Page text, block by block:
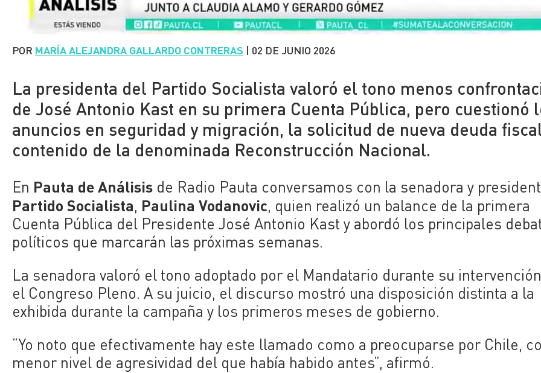
POR MARÍA ALEJANDRA GALLARDO CONTRERAS | 02 DE JUNIO 2026
La presidenta del Partido Socialista valoró el tono menos
de José Antonio Kast en su primera Cuenta Pública, pero cuestionó
anuncios en seguridad y migración, la solicitud de nueva deuda
contenido de la denominada Reconstrucción Nacional.
En Pauta de Análisis de Radio Pauta conversamos con la senadora y
Partido Socialista, Paulina Vodanovic, quien realizó un balance de la primera
Cuenta Pública del Presidente José Antonio Kast y abordó los principales
políticos que marcarán las próximas semanas.
La senadora valoró el tono adoptado por el Mandatario durante su
el Congreso Pleno. A su juicio, el discurso mostró una disposición distinta a la
exhibida durante la campaña y los primeros meses de gobierno.
“Yo noto que efectivamente hay este llamado como a preocuparse por Chile,
menor nivel de agresividad del que había habido antes”, afirmó.